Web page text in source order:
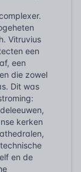
Vitruvius
een
een
die zowel
Dit was
kerken
en de